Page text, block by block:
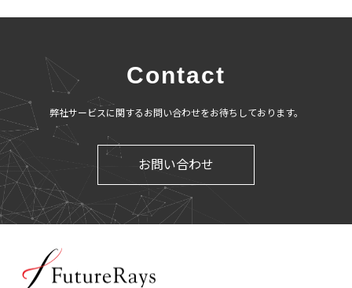
Contact
弊社サービスに関するお問い合わせをお待ちしております。
お問い合わせ